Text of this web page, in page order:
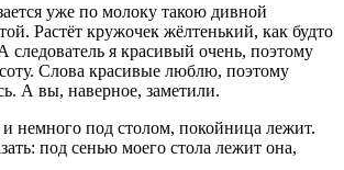
уже по молоку такою дивной
Растёт кружочек жёлтенький, как будто
следователь я красивый очень, поэтому
Слова красивые люблю, поэтому
А вы, наверное, заметили.
и немного под столом, покойница лежит.
под сенью моего стола лежит она,